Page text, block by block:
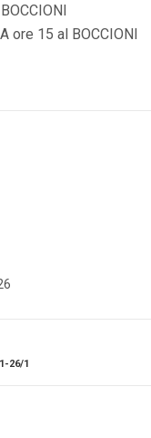
ore 15 al BOCCIONI
26/1